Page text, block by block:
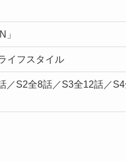
」
イフスタイル
／S2全8話／S3全12話／